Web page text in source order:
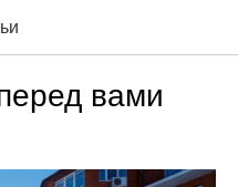
вами